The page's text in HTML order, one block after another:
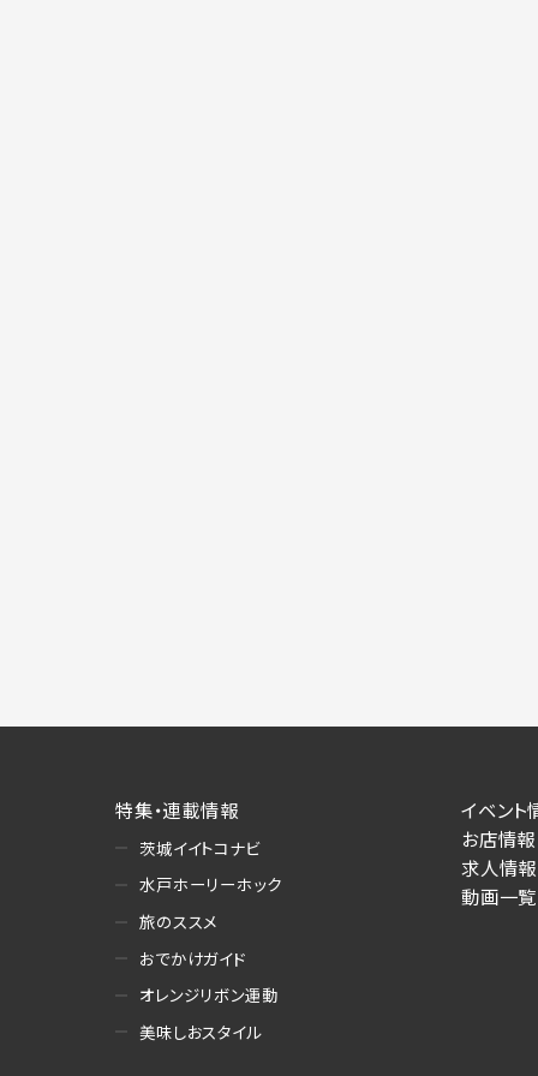
特集・連載情報
茨城イイトコナビ
水戸ホーリーホック
旅のススメ
おでかけガイド
オレンジリボン運動
美味しおスタイル
イベント
お店情報
求人情報
動画一覧